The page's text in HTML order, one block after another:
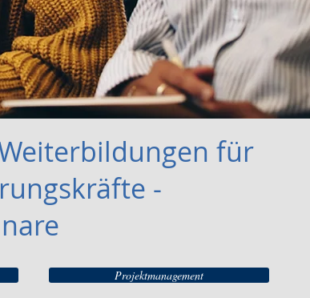
für
-
Projektmanagement